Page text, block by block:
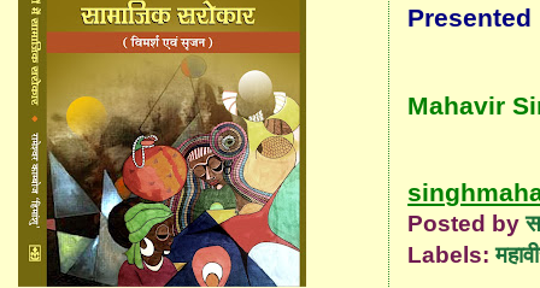
Presented
Mahavir
Posted by
Labels: